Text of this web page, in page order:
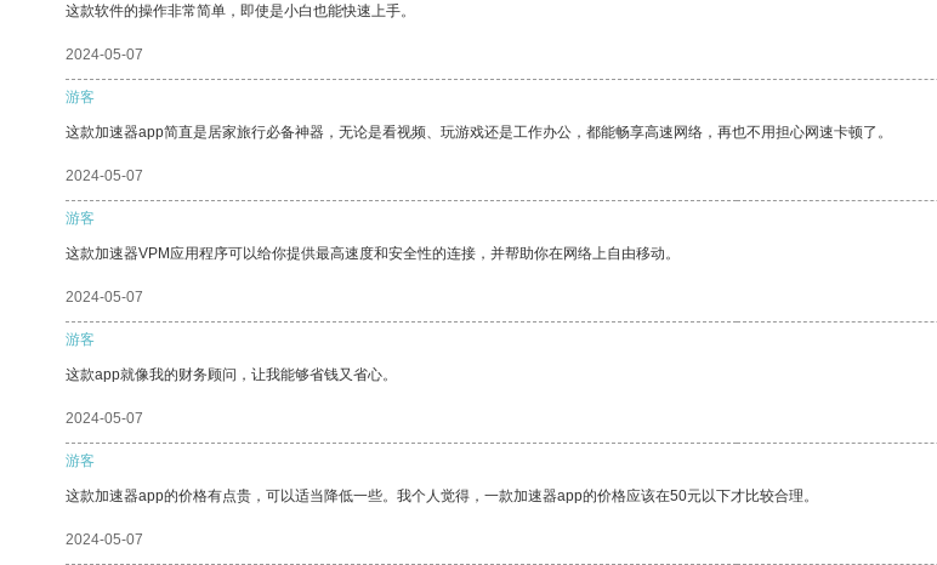
这款软件的操作非常简单，即使是小白也能快速上手。
2024-05-07
游客
这款加速器app简直是居家旅行必备神器，无论是看视频、玩游戏还是工作办公，都能畅享高速网络，再也不用担心网速卡顿了。
2024-05-07
游客
这款加速器VPM应用程序可以给你提供最高速度和安全性的连接，并帮助你在网络上自由移动。
2024-05-07
游客
这款app就像我的财务顾问，让我能够省钱又省心。
2024-05-07
游客
这款加速器app的价格有点贵，可以适当降低一些。我个人觉得，一款加速器app的价格应该在50元以下才比较合理。
2024-05-07